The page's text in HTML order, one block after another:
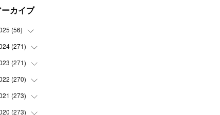
ーカイブ
(56)
(14
(21
(21
(271)
(21
(22
(23
(22
(271)
(22
(23
(23
(270)
(23
(23
(273)
(24
(273)